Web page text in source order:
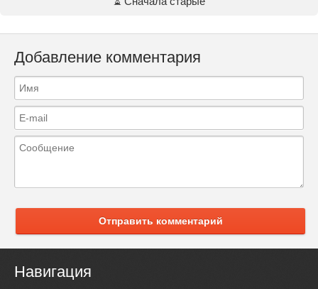
Добавление комментария
Отправить комментарий
Навигация